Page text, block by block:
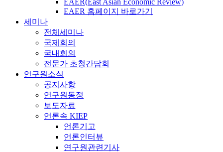
EAER 홈페이지 바로가기
세미나
전체세미나
국제회의
국내회의
전문가 초청간담회
연구원소식
공지사항
연구원동정
보도자료
언론속 KIEP
언론기고
언론인터뷰
연구원관련기사